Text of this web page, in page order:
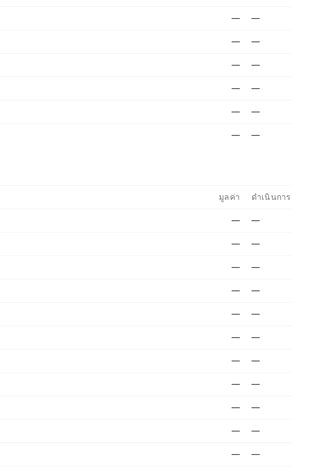
— —
— —
— —
— —
— —
— —
มูลค่า ดำเนินการ
— —
— —
— —
— —
— —
— —
— —
— —
— —
— —
— —